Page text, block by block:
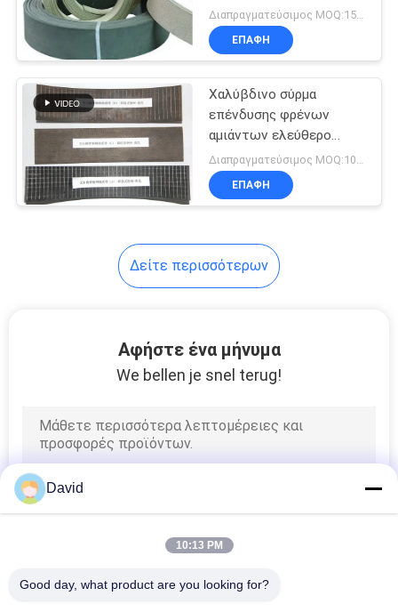
Ελεύθερη
επένδυση φρένων
αμιάντων
Υλικό φύλλο
Επένδυση ζωνών
φρένων
μηχανή μηχανών
Διαπραγματεύσιμος MOQ:1500 ΚΛ
ΕΠΑΦΉ
Χαλύβδινο σύρμα
επένδυσης φρένων
αμιάντων ελεύθερο
βιομηχανικό που
ενισχύεται πίσω
Διαπραγματεύσιμος MOQ:100 ρόλοι
ΕΠΑΦΉ
Δείτε περισσότερων
Αφήστε ένα μήνυμα
We bellen je snel terug!
David
10:13 PM
Good day, what product are you looking for?